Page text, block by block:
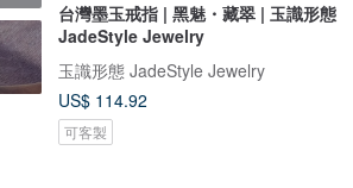
台灣墨玉戒指 | 黑魅・藏翠 | 玉識形態
JadeStyle Jewelry
玉識形態 JadeStyle Jewelry
US$ 114.92
可客製